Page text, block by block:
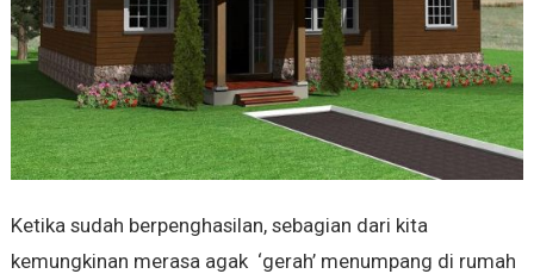
Ketika sudah berpenghasilan, sebagian dari kita
kemungkinan merasa agak ‘gerah’ menumpang di rumah